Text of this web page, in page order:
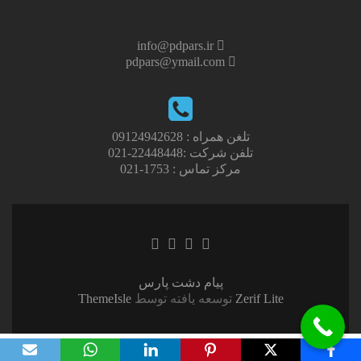
info@pdpars.ir
pdpars@ymail.com
تلغن همراه : 09124942628
تلفن شرکت :22448448-021
مرکز تماس : 1753-021
لینکلینکلینکلینک
پیام دشت پارس
Zerif Lite توسعه یافته توسطThemeIsle